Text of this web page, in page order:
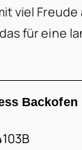
viel Freude
für eine
Backofen